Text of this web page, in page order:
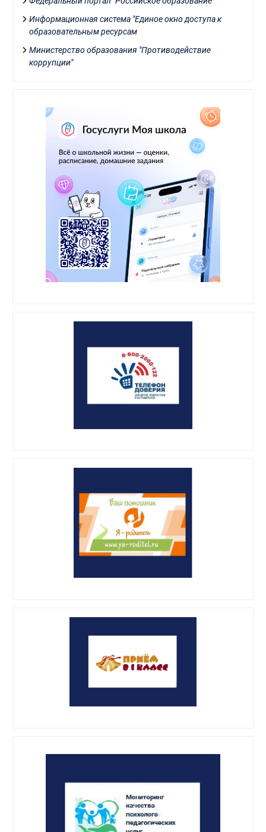
Информационная система "Единое окно доступа к
образовательным ресурсам
Министерство образования "Противодействие
коррупции"